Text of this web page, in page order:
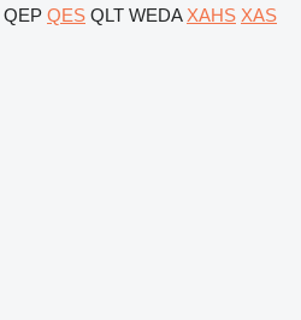
QEP QES QLT WEDA XAHS XAS